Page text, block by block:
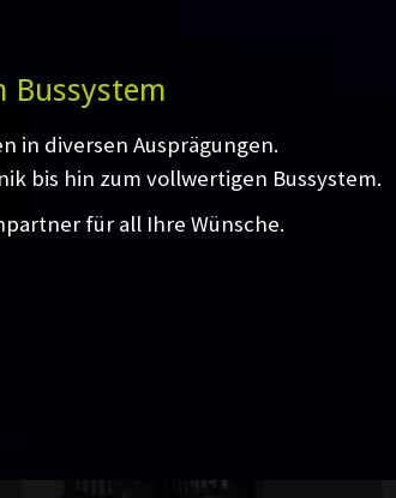
Bussystem
in diversen Ausprägungen.
bis hin zum vollwertigen Bussystem.
für all Ihre Wünsche.